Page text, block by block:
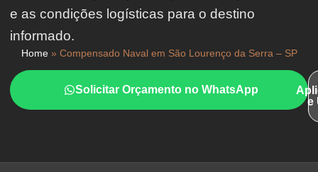
e as condições logísticas para o destino
informado.
Home» Compensado Naval em São Lourenço da Serra – SP
Solicitar Orçamento no WhatsApp
e